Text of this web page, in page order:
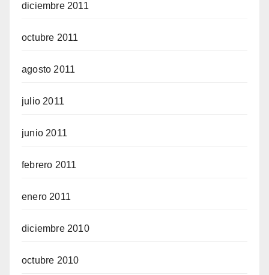
diciembre 2011
octubre 2011
agosto 2011
julio 2011
junio 2011
febrero 2011
enero 2011
diciembre 2010
octubre 2010